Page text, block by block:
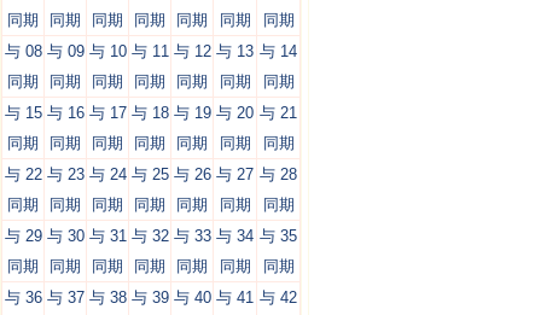
同期
同期
同期
同期
同期
同期
同期
与 08
同期
与 09
同期
与 10
同期
与 11
同期
与 12
同期
与 13
同期
与 14
同期
与 15
同期
与 16
同期
与 17
同期
与 18
同期
与 19
同期
与 20
同期
与 21
同期
与 22
同期
与 23
同期
与 24
同期
与 25
同期
与 26
同期
与 27
同期
与 28
同期
与 29
同期
与 30
同期
与 31
同期
与 32
同期
与 33
同期
与 34
同期
与 35
同期
与 36 与 37 与 38 与 39 与 40 与 41 与 42